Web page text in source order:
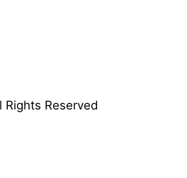
Reserved